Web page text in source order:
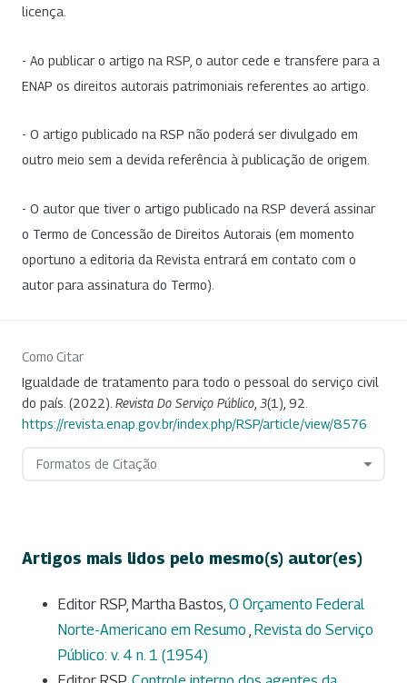
licença.
- Ao publicar o artigo na RSP, o autor cede e transfere para a
ENAP os direitos autorais patrimoniais referentes ao artigo.
- O artigo publicado na RSP não poderá ser divulgado em
outro meio sem a devida referência à publicação de origem.
- O autor que tiver o artigo publicado na RSP deverá assinar
o Termo de Concessão de Direitos Autorais (em momento
oportuno a editoria da Revista entrará em contato com o
autor para assinatura do Termo).
Como Citar
Igualdade de tratamento para todo o pessoal do serviço civil
do país. (2022). Revista Do Serviço Público 3(1), 92.
https://revista.enap.gov.br/index.php/RSP/article/view/8576
Formatos de Citação
Artigos mais lidos pelo mesmo(s) autor(es)
Editor RSP, Martha Bastos, O Orçamento Federal
Norte-Americano em Resumo , Revista do Serviço
Público: v. 4 n. 1 (1954)